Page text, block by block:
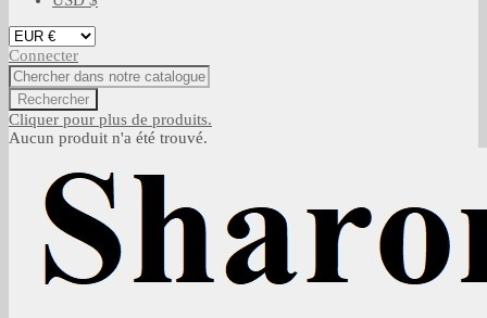
Connecter
Rechercher
Cliquer pour plus de produits.
Aucun produit n'a été trouvé.